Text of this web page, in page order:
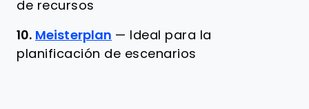
de recursos
10. Meisterplan —
Ideal para la
planificación de escenarios